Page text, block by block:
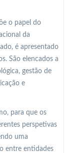
o papel do
da
é apresentado
São elencados a
gestão de
e
para que os
perspetivas
uma
entre entidades